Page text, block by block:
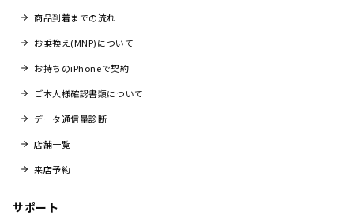
商品到着までの流れ
お乗換え(MNP)について
お持ちのiPhoneで契約
ご本人様確認書類について
データ通信量診断
店舗一覧
来店予約
サポート